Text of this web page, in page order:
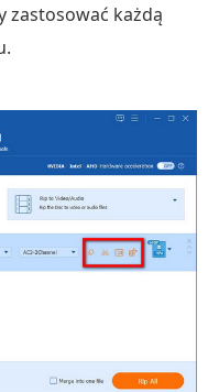
zastosować każdą